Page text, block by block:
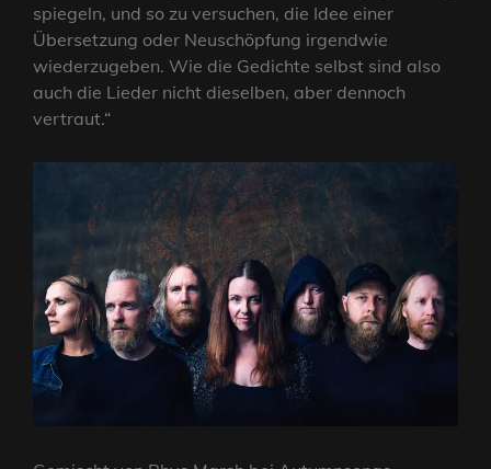
spiegeln, und so zu versuchen, die Idee einer
Übersetzung oder Neuschöpfung irgendwie
wiederzugeben. Wie die Gedichte selbst sind also
auch die Lieder nicht dieselben, aber dennoch
vertraut.“